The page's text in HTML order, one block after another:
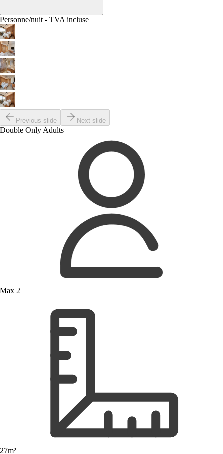
Personne/nuit - TVA incluse
Previous slide Next slide
Double Only Adults
Max 2
27m²